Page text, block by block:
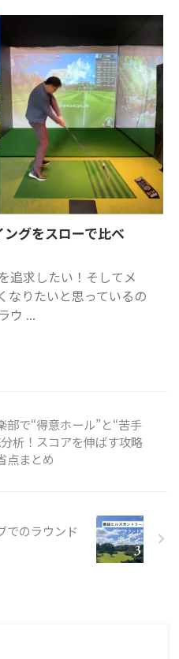
グをスローで比べ
追求したい！そしてメ
なりたいと思っているの
ウ ...
部で“得意ホール”と“苦手
析！スコアを伸ばす攻略
点まとめ
でのラウンド